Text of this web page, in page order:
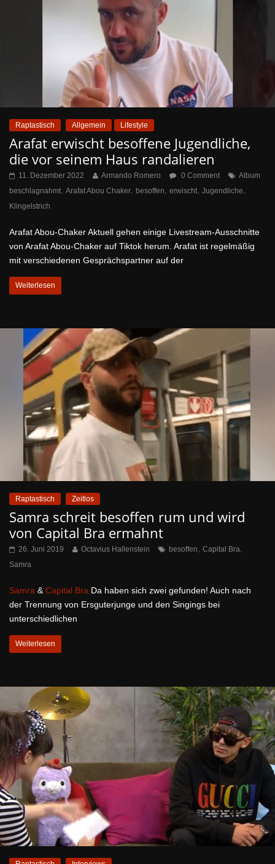
Raptastisch Allgemein Lifestyle
Arafat erwischt besoffene Jugendliche,
die vor seinem Haus randalieren
11. Dezember 2022 Armando Romero 0 Comment
Album
beschlagnahmt, Arafat Abou Chaker, besoffen, erwischt, Jugendliche,
Klingelstrich
Arafat Abou-Chaker Aktuell gehen einige Livestream-Ausschnitte
von Arafat Abou-Chaker auf Tiktok herum. Arafat ist regelmäßig
mit verschiedenen Gesprächspartner auf der
Weiterlesen
Raptastisch Zeitlos
Samra schreit besoffen rum und wird
von Capital Bra ermahnt
26. Juni 2019 Octavius Hallenstein besoffen, Capital Bra,
Samra
Samra & Capital Bra Da haben sich zwei gefunden! Auch nach
der Trennung von Ersguterjunge und den Singings bei
unterschiedlichen
Weiterlesen